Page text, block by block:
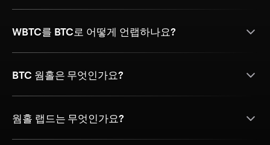
WBTC를 BTC로 어떻게 언랩하나요?
BTC 웜홀은 무엇인가요?
웜홀 랩드는 무엇인가요?